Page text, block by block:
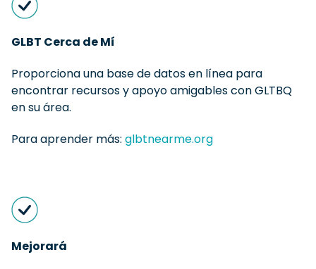
GLBT Cerca de Mí
Proporciona una base de datos en línea para
encontrar recursos y apoyo amigables con GLTBQ
en su área.
Para aprender más: glbtnearme.org
Mejorará